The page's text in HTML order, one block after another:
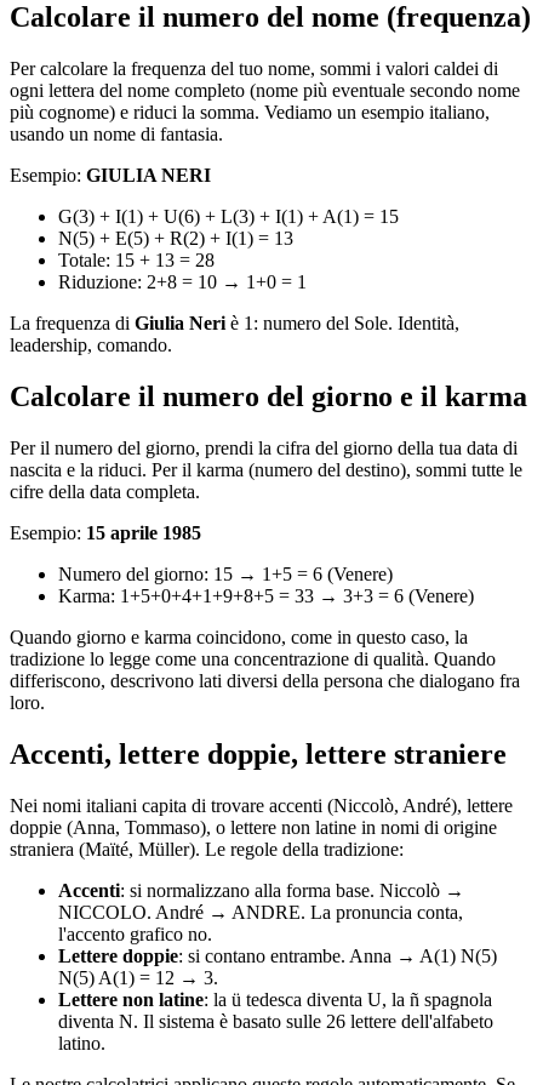
Calcolare il numero del nome (frequenza)
Per calcolare la frequenza del tuo nome, sommi i valori caldei di
ogni lettera del nome completo (nome più eventuale secondo nome
più cognome) e riduci la somma. Vediamo un esempio italiano,
usando un nome di fantasia.
Esempio: GIULIA NERI
G(3) + I(1) + U(6) + L(3) + I(1) + A(1) = 15
N(5) + E(5) + R(2) + I(1) = 13
Totale: 15 + 13 = 28
Riduzione: 2+8 = 10 → 1+0 = 1
La frequenza di Giulia Neri è 1: numero del Sole. Identità,
leadership, comando.
Calcolare il numero del giorno e il karma
Per il numero del giorno, prendi la cifra del giorno della tua data di
nascita e la riduci. Per il karma (numero del destino), sommi tutte le
cifre della data completa.
Esempio: 15 aprile 1985
Numero del giorno: 15 → 1+5 = 6 (Venere)
Karma: 1+5+0+4+1+9+8+5 = 33 → 3+3 = 6 (Venere)
Quando giorno e karma coincidono, come in questo caso, la
tradizione lo legge come una concentrazione di qualità. Quando
differiscono, descrivono lati diversi della persona che dialogano fra
loro.
Accenti, lettere doppie, lettere straniere
Nei nomi italiani capita di trovare accenti (Niccolò, André), lettere
doppie (Anna, Tommaso), o lettere non latine in nomi di origine
straniera (Maïté, Müller). Le regole della tradizione:
Accenti: si normalizzano alla forma base. Niccolò →
NICCOLO. André → ANDRE. La pronuncia conta,
l'accento grafico no.
Lettere doppie: si contano entrambe. Anna → A(1) N(5)
N(5) A(1) = 12 → 3.
Lettere non latine: la ü tedesca diventa U, la ñ spagnola
diventa N. Il sistema è basato sulle 26 lettere dell'alfabeto
latino.